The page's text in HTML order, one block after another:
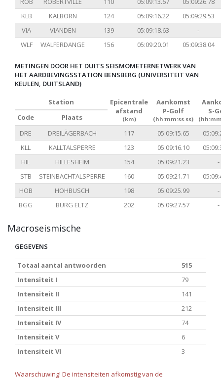
KLB
KALBORN 124 05:09:16.22
05:09:29.53
VIA
VIANDEN 139 05:09:18.63
-
WLF
WALFERDANGE 156 05:09:20.01 05:09:38.04
METINGEN DOOR HET DUITS SEISMOMETERNETWERK VAN
HET AARDBEVINGSSTATION BENSBERG (UNIVERSITEIT VAN
KEULEN, DUITSLAND)
Station
Epicentrale
afstand
(km)
Aankomst
P-Golf
(hh:mm:ss.ss)
S-
Code
Plaats
DRE
DREILÄGERBACH 117 05:09:15.65
KLL
KALLTALSPERRE 123 05:09:16.10
HIL
HILLESHEIM 154 05:09:21.23
-
STB
STEINBACHTALSPERRE 160 05:09:21.71
HOB
HOHBUSCH 198 05:09:25.99
-
BGG
BURG ELTZ 202 05:09:27.57 -
Macroseismische
GEGEVENS
Totaal aantal antwoorden
515
Intensiteit I
79
Intensiteit II
141
Intensiteit III
212
Intensiteit IV
74
Intensiteit V
6
Intensiteit VI
3
Waarschuwing! De intensiteiten afkomstig van de